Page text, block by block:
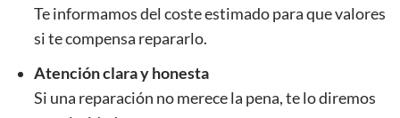
Te informamos del coste estimado para que valores
si te compensa repararlo.
Atención clara y honesta
Si una reparación no merece la pena, te lo diremos